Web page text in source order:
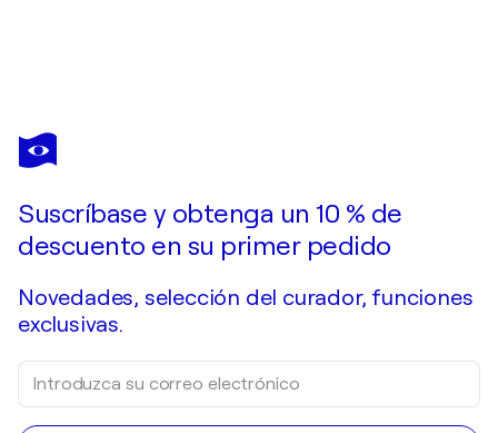
PINO VASTARELLA
Dior 2
Suscríbase y obtenga un 10 % de
descuento en su primer pedido
Novedades, selección del curador, funciones
exclusivas.